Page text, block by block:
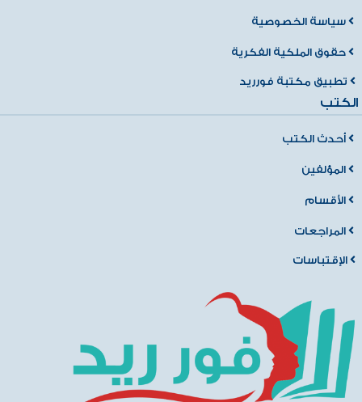
سياسة الخصوصية
حقوق الملكية الفكرية
تطبيق مكتبة فورريد
الكتب
أحدث الكتب
المؤلفين
الأقسام
المراجعات
الإقتباسات